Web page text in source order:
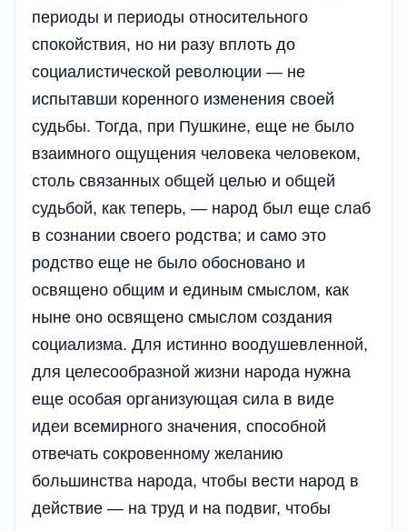
периоды и периоды относительного
спокойствия, но ни разу вплоть до
социалистической революции — не
испытавши коренного изменения своей
судьбы. Тогда, при Пушкине, еще не было
взаимного ощущения человека человеком,
столь связанных общей целью и общей
судьбой, как теперь, — народ был еще слаб
в сознании своего родства; и само это
родство еще не было обосновано и
освящено общим и единым смыслом, как
ныне оно освящено смыслом создания
социализма. Для истинно воодушевленной,
для целесообразной жизни народа нужна
еще особая организующая сила в виде
идеи всемирного значения, способной
отвечать сокровенному желанию
большинства народа, чтобы вести народ в
действие — на труд и на подвиг, чтобы